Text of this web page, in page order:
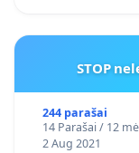
STOP
244 parašai
14 Parašai / 12
2 Aug 2021